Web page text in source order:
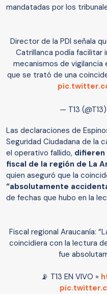
mandatadas por los
Director de la PDI señala
Catrillanca podía facilitar
mecanismos de vigilancia
que se trató de una
— T13 (@T13)
Las declaraciones de
Seguridad Ciudadana de la
el operativo fallido, difieren
fiscal de la región de La
quien aseguró que la
“absolutamente
de fechas que hubo en la
Fiscal regional Araucanía:
coincidiera con la lectura
fue
📡 T13 EN VIVO »